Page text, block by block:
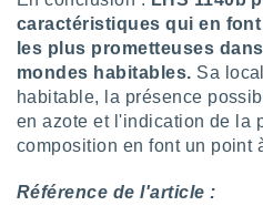
caractéristiques qui en
les plus prometteuses
mondes habitables. Sa
habitable, la présence
en azote et l'indication de la
composition en font un point
Référence de l'article :